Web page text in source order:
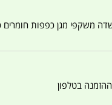
משקפי מגן כפפות חומרים
בטלפון